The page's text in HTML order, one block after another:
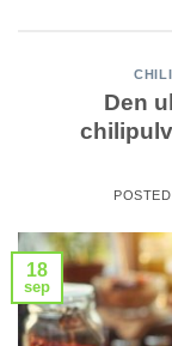
Den
18
sep